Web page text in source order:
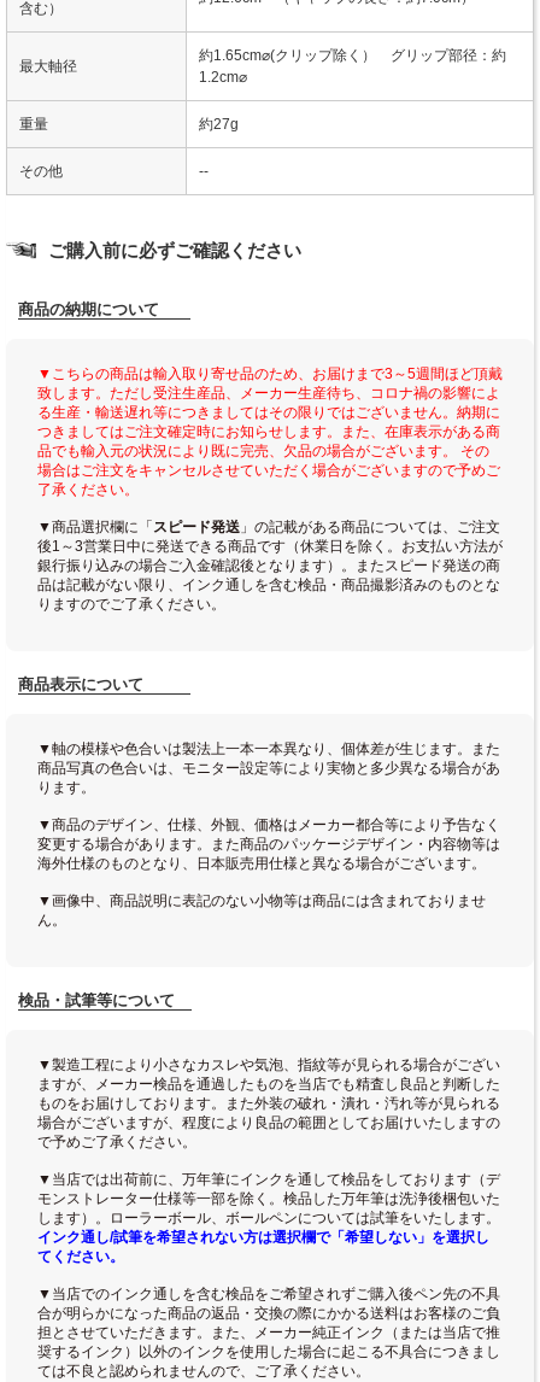
含む）
最大軸径
約1.65cm⌀(クリップ除く） グリップ部径：約
1.2cm⌀
重量 約27g
その他 --
ご購入前に必ずご確認ください
商品の納期について
▼こちらの商品は輸入取り寄せ品のため、お届けまで3～5週間ほど頂戴
致します。ただし受注生産品、メーカー生産待ち、コロナ禍の影響によ
る生産・輸送遅れ等につきましてはその限りではございません。納期に
つきましてはご注文確定時にお知らせします。また、在庫表示がある商
品でも輸入元の状況により既に完売、欠品の場合がございます。 その
場合はご注文をキャンセルさせていただく場合がございますので予めご
了承ください。
▼商品選択欄に「 スピード発送 」の記載がある商品については、ご注文
後1～3営業日中に発送できる商品です（休業日を除く。お支払い方法が
銀行振り込みの場合ご入金確認後となります）。またスピード発送の商
品は記載がない限り、インク通しを含む検品・商品撮影済みのものとな
りますのでご了承ください。
商品表示について
▼軸の模様や色合いは製法上一本一本異なり、個体差が生じます。また
商品写真の色合いは、モニター設定等により実物と多少異なる場合があ
ります。
▼商品のデザイン、仕様、外観、価格はメーカー都合等により予告なく
変更する場合があります。また商品のパッケージデザイン・内容物等は
海外仕様のものとなり、日本販売用仕様と異なる場合がございます。
▼画像中、商品説明に表記のない小物等は商品には含まれておりませ
ん。
検品・試筆等について
▼製造工程により小さなカスレや気泡、指紋等が見られる場合がござい
ますが、メーカー検品を通過したものを当店でも精査し良品と判断した
ものをお届けしております。また外装の破れ・潰れ・汚れ等が見られる
場合がございますが、程度により良品の範囲としてお届けいたしますの
で予めご了承ください。
▼当店では出荷前に、万年筆にインクを通して検品をしております（デ
モンストレーター仕様等一部を除く。検品した万年筆は洗浄後梱包いた
します）。ローラーボール、ボールペンについては試筆をいたします。
インク通し/試筆を希望されない方は選択欄で「希望しない」を選択し
てください。
▼当店でのインク通しを含む検品をご希望されずご購入後ペン先の不具
合が明らかになった商品の返品・交換の際にかかる送料はお客様のご負
担とさせていただきます。また、メーカー純正インク（または当店で推
奨するインク）以外のインクを使用した場合に起こる不具合につきまし
ては不良と認められませんので、ご了承ください。